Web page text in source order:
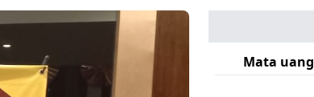
Mata uang